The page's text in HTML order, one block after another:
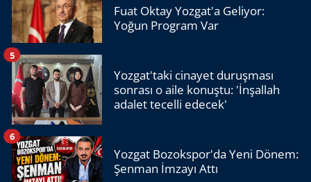
Fuat Oktay Yozgat'a Geliyor:
Yoğun Program Var
Yozgat'taki cinayet duruşması
sonrası o aile konuştu: 'İnşallah
adalet tecelli edecek'
5
Yozgat Bozokspor'da Yeni Dönem:
Şenman İmzayı Attı
6